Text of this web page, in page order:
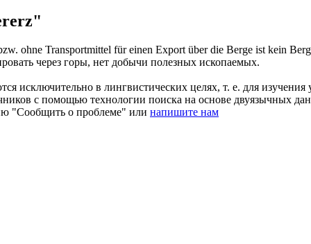
ohne Transportmittel für einen Export über die Berge ist kein
через горы, нет добычи полезных ископаемых.
исключительно в лингвистических целях, т. е. для
с помощью технологии поиска на основе двуязычных
"Сообщить о проблеме" или напишите нам